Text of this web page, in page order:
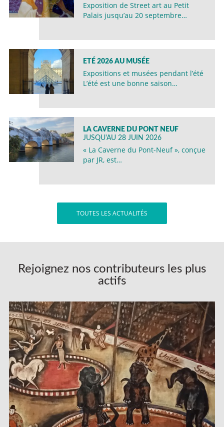
Exposition de Street art au Petit
Palais jusqu’au 20 septembre…
ETÉ 2026 AU MUSÉE
Expositions et musées pendant l’été
L’été est une bonne saison…
LA CAVERNE DU PONT NEUF
JUSQU'AU 28 JUIN 2026
« La Caverne du Pont-Neuf », conçue
par JR, est…
TOUTES LES ACTUALITÉS
Rejoignez nos contributeurs les plus
actifs